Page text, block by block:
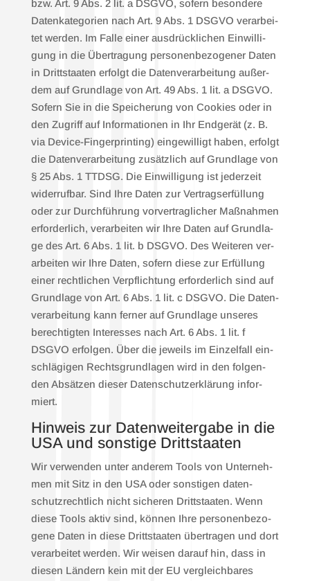
bzw. Art. 9 Abs. 2 lit. a DSGVO, sofern beson­de­re
Daten­ka­te­go­rien nach Art. 9 Abs. 1 DSGVO ver­ar­bei­
tet wer­den. Im Fal­le einer aus­drück­li­chen Ein­wil­li­
gung in die Über­tra­gung per­so­nen­be­zo­ge­ner Daten
in Dritt­staa­ten erfolgt die Daten­ver­ar­bei­tung außer­
dem auf Grund­la­ge von Art. 49 Abs. 1 lit. a DSGVO.
Sofern Sie in die Spei­che­rung von Coo­kies oder in
den Zugriff auf Infor­ma­tio­nen in Ihr End­ge­rät (z. B.
via Device-Fin­ger­prin­ting) ein­ge­wil­ligt haben, erfolgt
die Daten­ver­ar­bei­tung zusätz­lich auf Grund­la­ge von
§ 25 Abs. 1 TTDSG. Die Ein­wil­li­gung ist jeder­zeit
wider­ruf­bar. Sind Ihre Daten zur Ver­trags­er­fül­lung
oder zur Durch­füh­rung vor­ver­trag­li­cher Maß­nah­men
erfor­der­lich, ver­ar­bei­ten wir Ihre Daten auf Grund­la­
ge des Art. 6 Abs. 1 lit. b DSGVO. Des Wei­te­ren ver­
ar­bei­ten wir Ihre Daten, sofern die­se zur Erfül­lung
einer recht­li­chen Ver­pflich­tung erfor­der­lich sind auf
Grund­la­ge von Art. 6 Abs. 1 lit. c DSGVO. Die Daten­
ver­ar­bei­tung kann fer­ner auf Grund­la­ge unse­res
berech­tig­ten Inter­es­ses nach Art. 6 Abs. 1 lit. f
DSGVO erfol­gen. Über die jeweils im Ein­zel­fall ein­
schlä­gi­gen Rechts­grund­la­gen wird in den fol­gen­
den Absät­zen die­ser Daten­schutz­er­klä­rung infor­
miert.
Hin­weis zur Daten­wei­ter­ga­be in die
USA und sons­ti­ge Dritt­staa­ten
Wir ver­wen­den unter ande­rem Tools von Unter­neh­
men mit Sitz in den USA oder sons­ti­gen daten­
schutz­recht­lich nicht siche­ren Dritt­staa­ten. Wenn
die­se Tools aktiv sind, kön­nen Ihre per­so­nen­be­zo­
ge­ne Daten in die­se Dritt­staa­ten über­tra­gen und dort
ver­ar­bei­tet wer­den. Wir wei­sen dar­auf hin, dass in
die­sen Län­dern kein mit der EU ver­gleich­ba­res